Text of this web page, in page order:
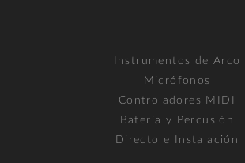
Instrumentos de Arco
Micrófonos
Controladores MIDI
Batería y Percusión
Directo e Instalación